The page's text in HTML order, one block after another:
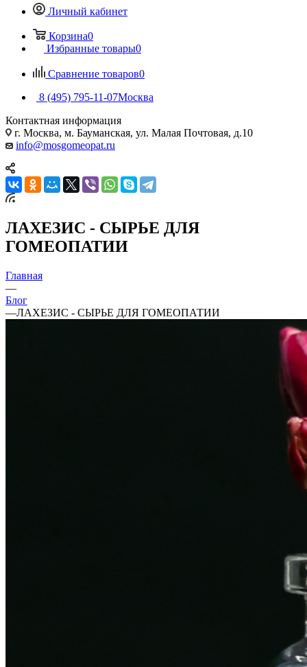
Личный кабинет
Корзина0
Избранные товары0
Сравнение товаров0
8 (495) 795-11-07Москва
Контактная информация
г. Москва, м. Бауманская, ул. Малая Почтовая, д.10
info@mosgomeopat.ru
ЛАХЕЗИС - СЫРЬЕ ДЛЯ
ГОМЕОПАТИИ
Главная
—
Блог
—ЛАХЕЗИС - СЫРЬЕ ДЛЯ ГОМЕОПАТИИ